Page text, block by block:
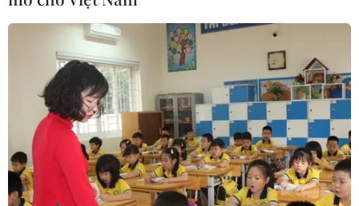
Dự thảo Luật Kiến trúc: Bổ sung quy
định nhận diện bản sắc văn hóa dân
06/08/2026 11:29
Khởi động xét chọn Doanh nghiệp
đạt chuẩn văn hóa kinh doanh Việt
Nam 2026